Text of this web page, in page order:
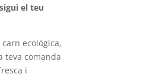
el teu
ecològica,
teva comanda
i